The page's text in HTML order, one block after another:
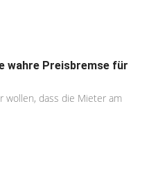
wahre Preisbremse für
wollen, dass die Mieter am